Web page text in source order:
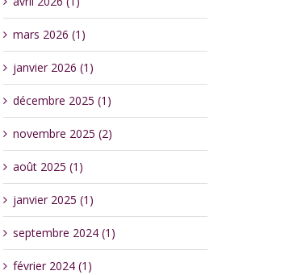
mars 2026 (1)
janvier 2026 (1)
décembre 2025 (1)
novembre 2025 (2)
août 2025 (1)
janvier 2025 (1)
septembre 2024 (1)
février 2024 (1)